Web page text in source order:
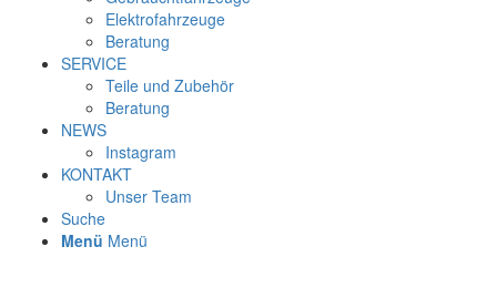
Elektrofahrzeuge
Beratung
SERVICE
Teile und Zubehör
Beratung
NEWS
Instagram
KONTAKT
Unser Team
Suche
Menü Menü